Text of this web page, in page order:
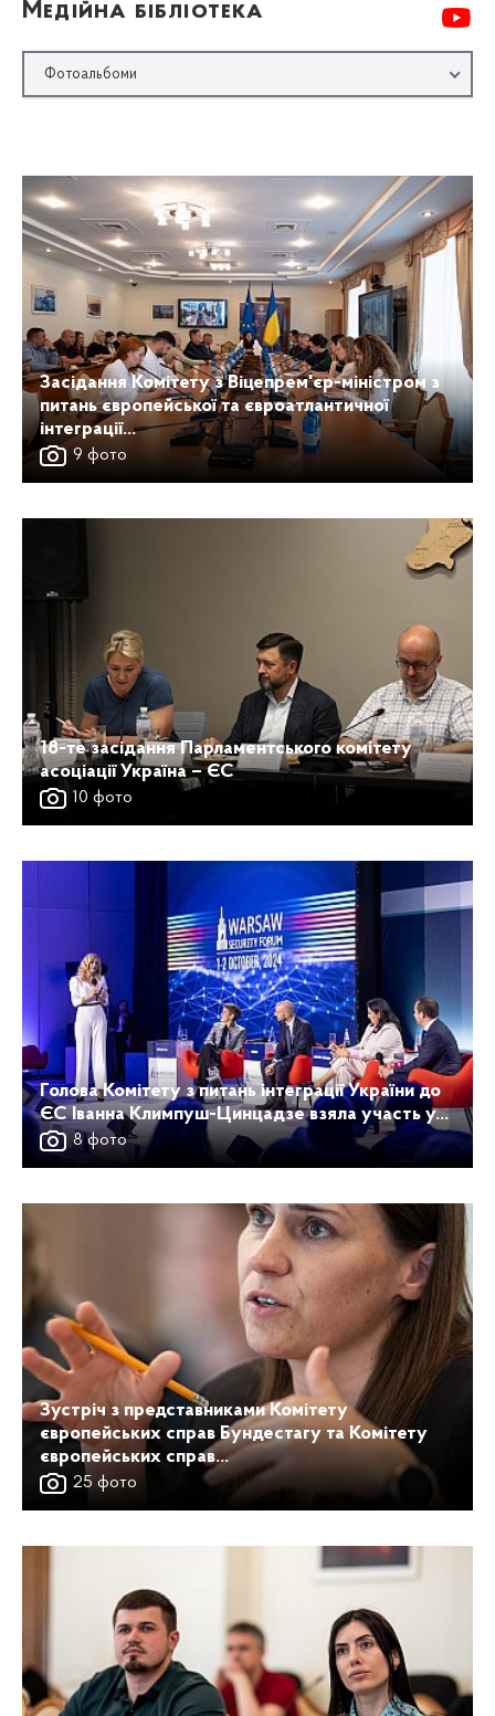
Медійна бібліотека
Фотоальбоми
Засідання Комітету з Віцепрем'єр-міністром з
питань європейської та євроатлантичної
інтеграції...
9 фото
18-те засідання Парламентського комітету
асоціації Україна – ЄС
10 фото
Голова Комітету з питань інтеграції України до
ЄС Іванна Климпуш-Цинцадзе взяла участь у...
8 фото
Зустріч з представниками Комітету
європейських справ Бундестагу та Комітету
європейських справ...
25 фото